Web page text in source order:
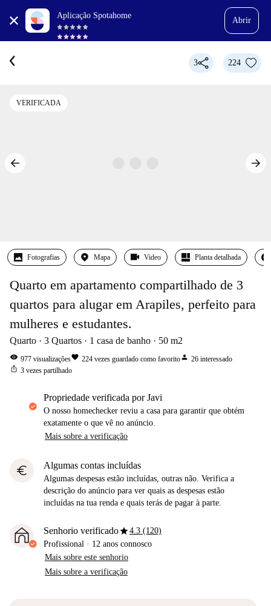
Aplicação Spotahome
Abrir
3 224
VERIFICADA
Fotografias Mapa Video Planta detalhada
Quarto em apartamento compartilhado de 3
quartos para alugar em Arapiles, perfeito para
mulheres e estudantes.
Quarto 3 Quartos 1 casa de banho 50 m2
visibility 977 visualizaçõesfavorite 224 vezes guardado como favoritoperson 26 interessado
ios_share 3 vezes partilhado
propriedade verificada por Javi
O nosso homechecker reviu a casa para garantir que obtém
exatamente o que vê no anúncio.
Mais sobre a verificação
euro Algumas contas incluídas
Algumas despesas estão incluídas, outras não. Verifica a
descrição do anúncio para ver quais as despesas estão
incluídas na tua renda e quais terás de pagar à parte.
Senhorio verificadostar4.3 (120)
Profissional · 12 anos connosco
Mais sobre este senhorio
Mais sobre a verificação